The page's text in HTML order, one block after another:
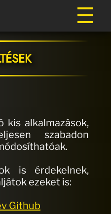
kis alkalmazások,
szabadon
is érdekelnek,
ezeket is:
Github